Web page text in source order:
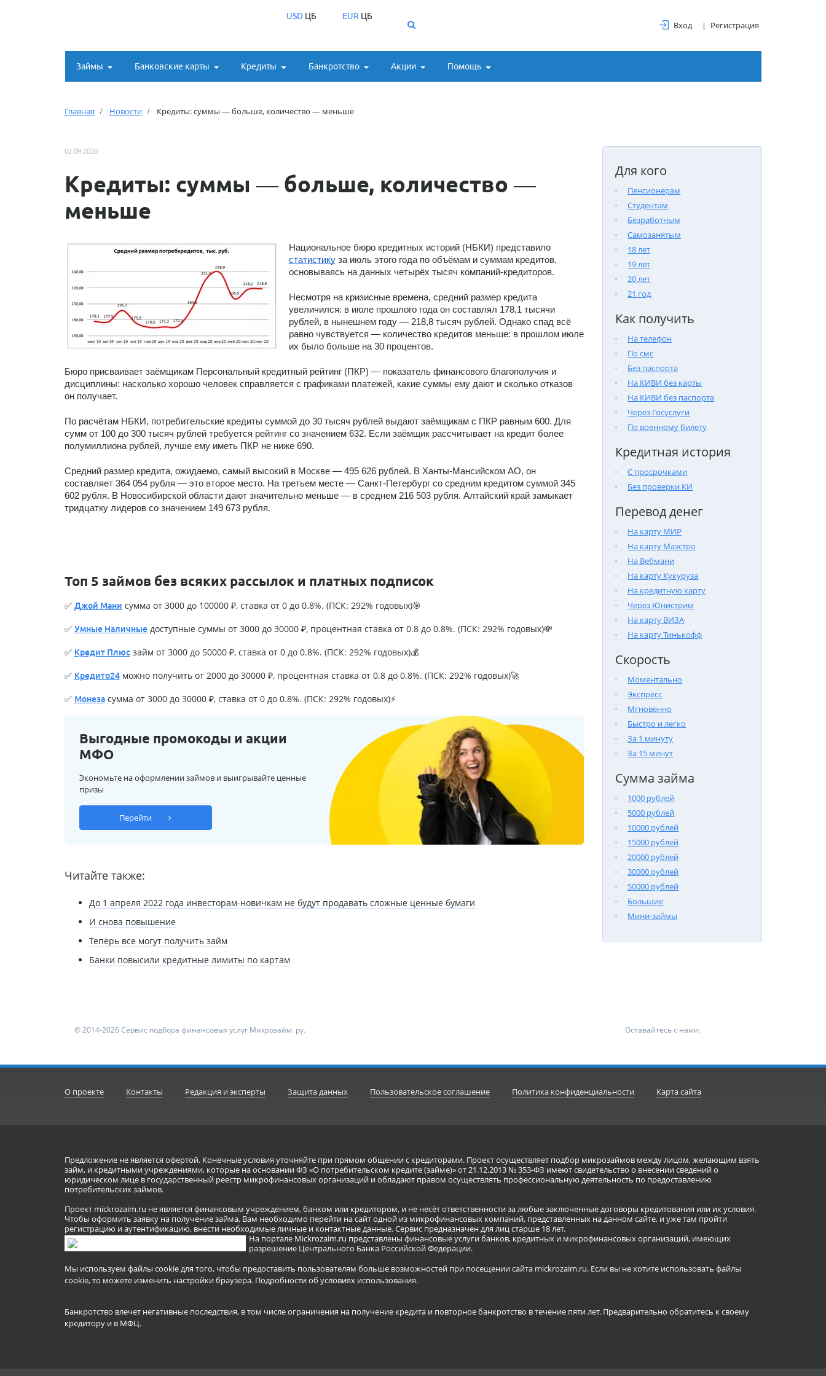
USDЦБ EUR ЦБ
Вход Регистрация
Займы Банковские карты Кредиты Банкротство Акции Помощь
Главная Новости Кредиты: суммы — больше, количество — меньше
Для кого
Пенсионерам
Студентам
Безработным
Самозанятым
18 лет
19 лет
20 лет
21 год
Как получить
На телефон
По смс
Без паспорта
На КИВИ без карты
На КИВИ без паспорта
Через Госуслуги
По военному билету
Кредитная история
С просрочками
Без проверки КИ
Перевод денег
На карту МИР
На карту Маэстро
На Вебмани
На карту Кукуруза
На кредитную карту
Через Юнистрим
На карту ВИЗА
На карту Тинькофф
Скорость
Моментально
Экспресс
Мгновенно
Быстро и легко
За 1 минуту
За 15 минут
Сумма займа
1000 рублей
5000 рублей
10000 рублей
15000 рублей
20000 рублей
30000 рублей
50000 рублей
Большие
Мини-займы
02.09.2020
Кредиты: суммы — больше, количество —
меньше
Национальное бюро кредитных историй (НБКИ) представило
статистику за июль этого года по объёмам и суммам кредитов,
основываясь на данных четырёх тысяч компаний-кредиторов.
Несмотря на кризисные времена, средний размер кредита
увеличился: в июле прошлого года он составлял 178,1 тысячи
рублей, в нынешнем году — 218,8 тысяч рублей. Однако спад всё
равно чувствуется — количество кредитов меньше: в прошлом июле
их было больше на 30 процентов.
Бюро присваивает заёмщикам Персональный кредитный рейтинг (ПКР) — показатель финансового благополучия и
дисциплины: насколько хорошо человек справляется с графиками платежей, какие суммы ему дают и сколько отказов
он получает.
По расчётам НБКИ, потребительские кредиты суммой до 30 тысяч рублей выдают заёмщикам с ПКР равным 600. Для
сумм от 100 до 300 тысяч рублей требуется рейтинг со значением 632. Если заёмщик рассчитывает на кредит более
полумиллиона рублей, лучше ему иметь ПКР не ниже 690.
Средний размер кредита, ожидаемо, самый высокий в Москве — 495 626 рублей. В Ханты-Мансийском АО, он
составляет 364 054 рубля — это второе место. На третьем месте — Санкт-Петербург со средним кредитом суммой 345
602 рубля. В Новосибирской области дают значительно меньше — в среднем 216 503 рубля. Алтайский край замыкает
тридцатку лидеров со значением 149 673 рубля.
Топ 5 займов без всяких рассылок и платных подписок
✅ Джой Мани сумма от 3000 до 100000 ₽, ставка от 0 до 0.8%. (ПСК: 292% годовых)🎯
✅ Умные Наличныедоступные суммы от 3000 до 30000 ₽, процентная ставка от 0.8 до 0.8%. (ПСК: 292% годовых)💸
✅ Кредит Плюсзайм от 3000 до 50000 ₽, ставка от 0 до 0.8%. (ПСК: 292% годовых)💰
✅ Кредито24можно получить от 2000 до 30000 ₽, процентная ставка от 0.8 до 0.8%. (ПСК: 292% годовых)🚀
✅ Монезасумма от 3000 до 30000 ₽, ставка от 0 до 0.8%. (ПСК: 292% годовых)⚡
Выгодные промокоды и акции
МФО
Экономьте на оформлении займов и выигрывайте ценные
призы
Перейти
Читайте также:
До 1 апреля 2022 года инвесторам-новичкам не будут продавать сложные ценные бумаги
И снова повышение
Теперь все могут получить займ
Банки повысили кредитные лимиты по картам
© 2014-2026 Сервис подбора финансовых услуг Микрозайм. ру. Оставайтесь с нами:
О проекте Контакты Редакция и эксперты Защита данных Пользовательское соглашение Политика конфиденциальности Карта сайта
Предложение не является офертой. Конечные условия уточняйте при прямом общении с кредиторами. Проект осуществляет подбор микрозаймов между лицом, желающим взять
займ, и кредитными учреждениями, которые на основании ФЗ «О потребительском кредите (займе)» от 21.12.2013 № 353-ФЗ имеют свидетельство о внесении сведений о
юридическом лице в государственный реестр микрофинансовых организаций и обладают правом осуществлять профессиональную деятельность по предоставлению
потребительских займов.
Проект mickrozaim.ru не является финансовым учреждением, банком или кредитором, и не несёт ответственности за любые заключенные договоры кредитования или их условия.
Чтобы оформить заявку на получение займа, Вам необходимо перейти на сайт одной из микрофинансовых компаний, представленных на данном сайте, и уже там пройти
регистрацию и аутентификацию, внести необходимые личные и контактные данные. Сервис предназначен для лиц старше 18 лет.
На портале Mickrozaim.ru представлены финансовые услуги банков, кредитных и микрофинансовых организаций, имеющих
разрешение Центрального Банка Российской Федерации.
Мы используем файлы cookie для того, чтобы предоставить пользователям больше возможностей при посещении сайта mickrozaim.ru. Если вы не хотите использовать файлы
cookie, то можете изменить настройки браузера. Подробности об условиях использования.
Банкротство влечет негативные последствия, в том числе ограничения на получение кредита и повторное банкротство в течение пяти лет. Предварительно обратитесь к своему
кредитору и в МФЦ.